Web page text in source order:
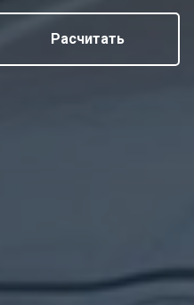
Расчитать